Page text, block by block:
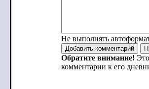
Не выполнять
Обратите внимание!
комментарии к его